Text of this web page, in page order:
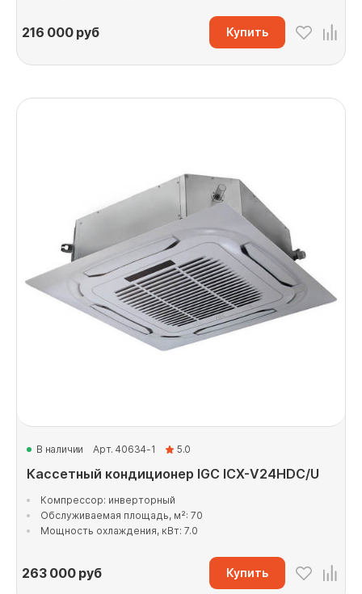
216 000руб Купить
В наличии Арт. 40634-1 5.0
Кассетный кондиционер IGC ICX-V24HDC/U
Компрессор: инверторный
Обслуживаемая площадь, м²: 70
Мощность охлаждения, кВт: 7.0
263 000руб Купить